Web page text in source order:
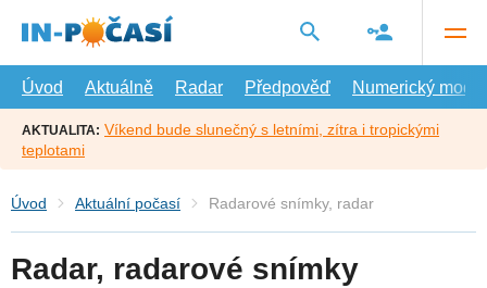
hlavní
Úvod
Aktuálně Radar Předpověď Numerický model
AKTUALITA: Víkend bude slunečný s letními, zítra i tropickými
teplotami
Úvod Aktuální počasí Radarové snímky, radar
Radar, radarové snímky